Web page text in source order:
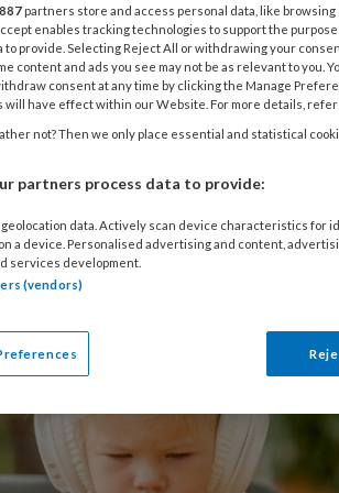
van start gegaan en ook dit
het mediagebruik onder
onder kinderen neemt
jonge kinderen tot en
media.
887 partners store and access personal data, like
enables tracking technologies to support the
to provide. Selecting Reject All or withdrawing your
content and ads you see may not be as relevant to you.
consent at any time by clicking the Manage
will have effect within our Website. For more details, refer
not? Then we only place essential and statistical
partners process data to provide:
data. Actively scan device characteristics for
a device. Personalised advertising and content,
services development.
(vendors)